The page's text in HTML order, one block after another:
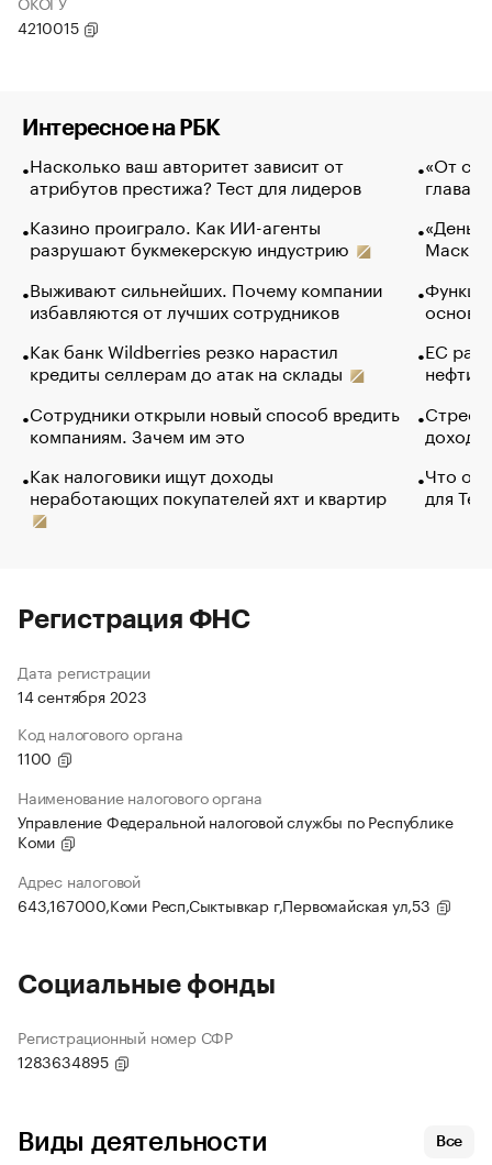
4210015
Интересное на РБК
Насколько ваш авторитет зависит от
атрибутов престижа? Тест для лидеров
Казино проиграло. Как ИИ-агенты
разрушают букмекерскую индустрию
Выживают сильнейших. Почему компании
избавляются от лучших сотрудников
Как банк Wildberries резко нарастил
кредиты селлерам до атак на склады
Сотрудники открыли новый способ вредить
компаниям. Зачем им это
Как налоговики ищут доходы
неработающих покупателей яхт и квартир
«От
глава
Маск в
основ
ЕС
нефти
Что
для
Регистрация ФНС
Дата регистрации
14 сентября 2023
Код налогового органа
1100
Наименование налогового органа
Управление Федеральной налоговой службы по Республике
Коми
Адрес налоговой
643,167000,Коми Респ,Сыктывкар г,Первомайская ул,53
Социальные фонды
Регистрационный номер СФР
1283634895
Виды деятельности Все